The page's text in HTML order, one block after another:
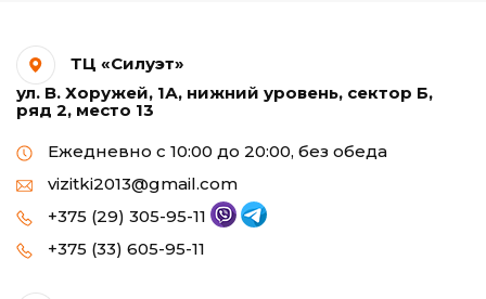
ТЦ «Силуэт»
ул. В. Хоружей, 1А, нижний уровень, сектор Б,
ряд 2, место 13
Ежедневно с 10:00 до 20:00, без обеда
vizitki2013@gmail.com
+375 (29) 305-95-11
+375 (33) 605-95-11